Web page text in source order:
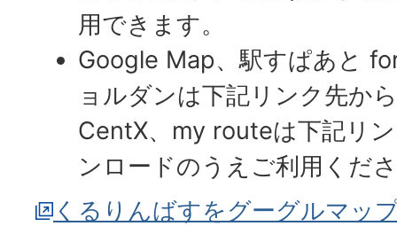
用できます。
Google Map、駅すぱあと
ョルダンは下記リンク先か
CentX、my routeは下記リ
ンロードのうえご利用くだ
くるりんばすをグーグルマッ